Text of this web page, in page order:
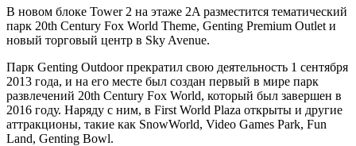
В новом блоке Tower 2 на этаже 2A разместится тематический
парк 20th Century Fox World Theme, Genting Premium Outlet и
новый торговый центр в Sky Avenue.
Парк Genting Outdoor прекратил свою деятельность 1 сентября
2013 года, и на его месте был создан первый в мире парк
развлечений 20th Century Fox World, который был завершен в
2016 году. Наряду с ним, в First World Plaza открыты и другие
аттракционы, такие как SnowWorld, Video Games Park, Fun
Land, Genting Bowl.